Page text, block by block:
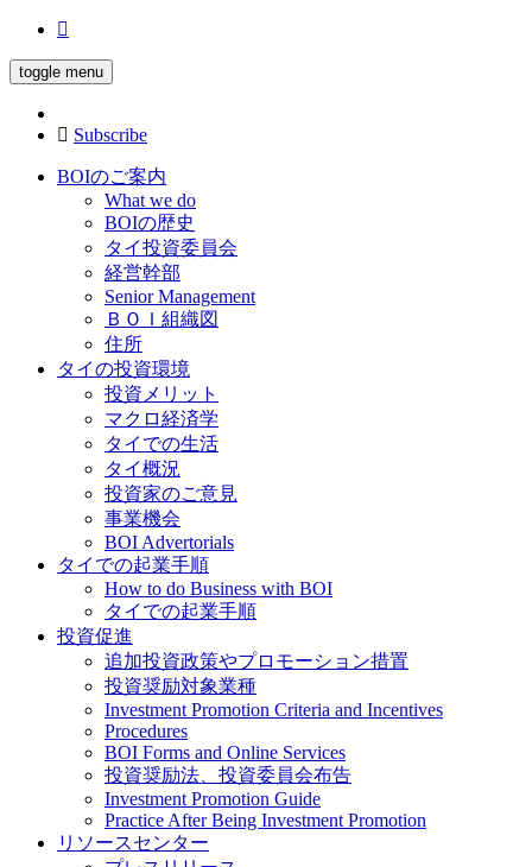
toggle menu
Subscribe
BOIのご案内
What we do
BOIの歴史
タイ投資委員会
経営幹部
Senior Management
ＢＯＩ組織図
住所
タイの投資環境
投資メリット
マクロ経済学
タイでの生活
タイ概況
投資家のご意見
事業機会
BOI Advertorials
タイでの起業手順
How to do Business with BOI
タイでの起業手順
投資促進
追加投資政策やプロモーション措置
投資奨励対象業種
Investment Promotion Criteria and Incentives
Procedures
BOI Forms and Online Services
投資奨励法、投資委員会布告
Investment Promotion Guide
Practice After Being Investment Promotion
リソースセンター